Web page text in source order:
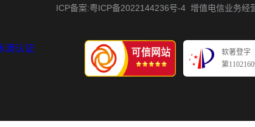
ICP备案:粤ICP备2022144236号-4 增值电信业务经
软著登字
第